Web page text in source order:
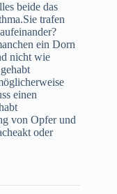
beide das
trafen
ein Dorn
nicht wie
einen
von Opfer und
oder